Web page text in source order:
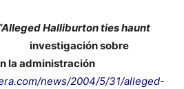
Halliburton ties haunt
sobre
la administración
news/2004/5/31/alleged-